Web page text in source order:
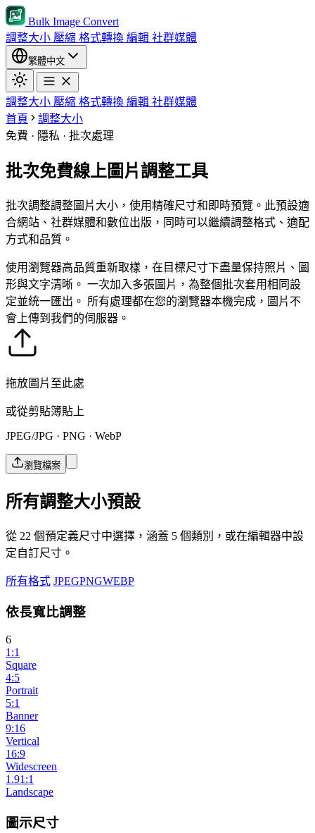
Bulk Image Convert
調整大小 壓縮 格式轉換 編輯 社群媒體
繁體中文
調整大小 壓縮 格式轉換 編輯 社群媒體
首頁
調整大小
免費 · 隱私 · 批次處理
批次免費線上圖片調整工具
批次調整調整圖片大小，使用精確尺寸和即時預覽。此預設適
合網站、社群媒體和數位出版，同時可以繼續調整格式、適配
方式和品質。
使用瀏覽器高品質重新取樣，在目標尺寸下盡量保持照片、圖
形與文字清晰。 一次加入多張圖片，為整個批次套用相同設
定並統一匯出。 所有處理都在您的瀏覽器本機完成，圖片不
會上傳到我們的伺服器。
拖放圖片至此處
或從剪貼簿貼上
JPEG/JPG · PNG · WebP
瀏覽檔案
所有調整大小預設
從 22 個預定義尺寸中選擇，涵蓋 5 個類別，或在編輯器中設
定自訂尺寸。
所有格式 JPEGPNGWEBP
依長寬比調整
6
1:1
Square
4:5
Portrait
5:1
Banner
9:16
Vertical
16:9
Widescreen
1.91:1
Landscape
圖示尺寸